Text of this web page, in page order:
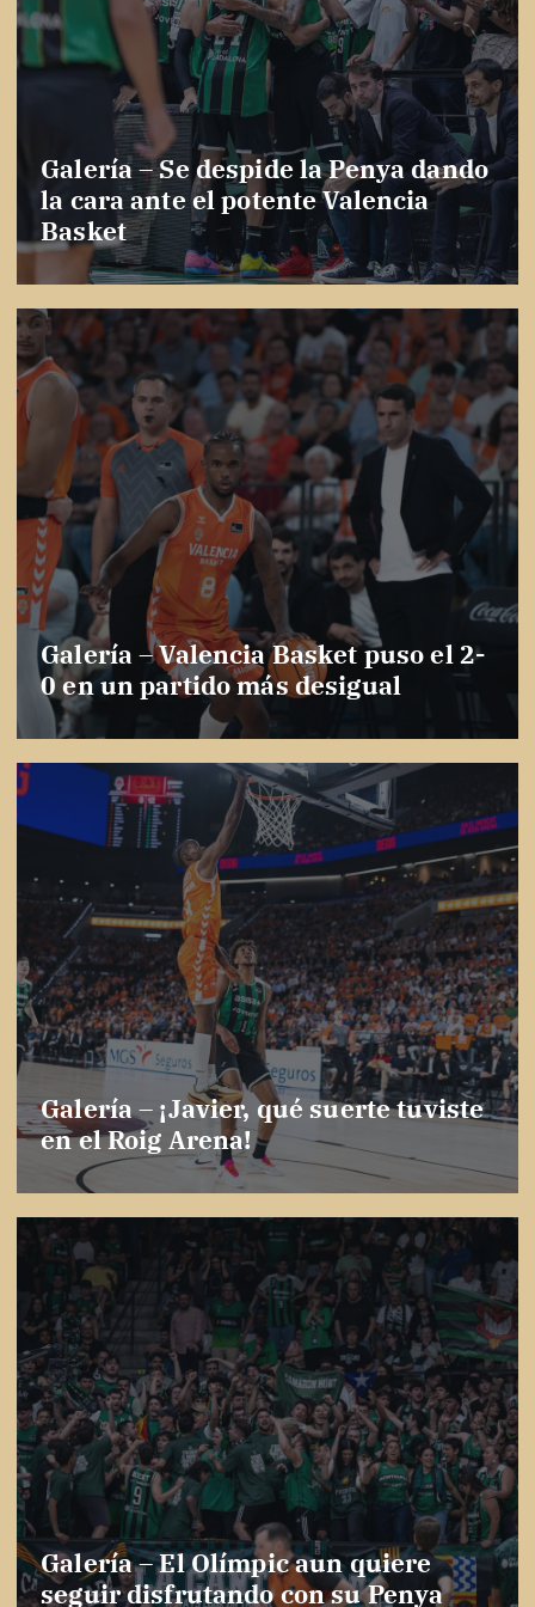
Galería – Se despide la Penya dando
la cara ante el potente Valencia
Basket
Galería – Valencia Basket puso el 2-
0 en un partido más desigual
Galería – ¡Javier, qué suerte tuviste
en el Roig Arena!
Galería – El Olímpic aun quiere
seguir disfrutando con su Penya